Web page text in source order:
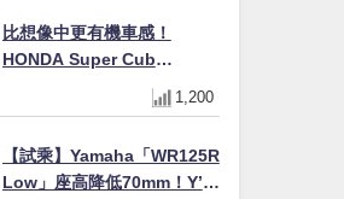
色
比想像中更有機車感！
HONDA Super Cub
110【Webike愛車精選】
1,200
【試乘】Yamaha「WR125R
Low」座高降低70mm！Y’s